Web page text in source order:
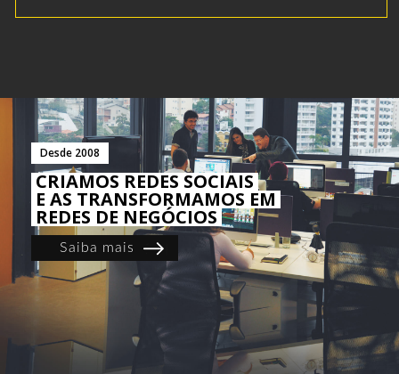
Desde 2008
CRIAMOS REDES SOCIAIS
E AS TRANSFORMAMOS EM
REDES DE NEGÓCIOS
Saiba mais